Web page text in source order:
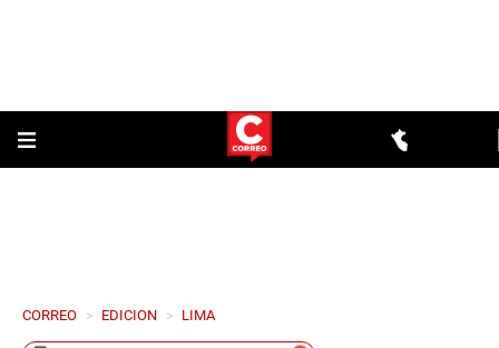
CORREO > EDICION > LIMA